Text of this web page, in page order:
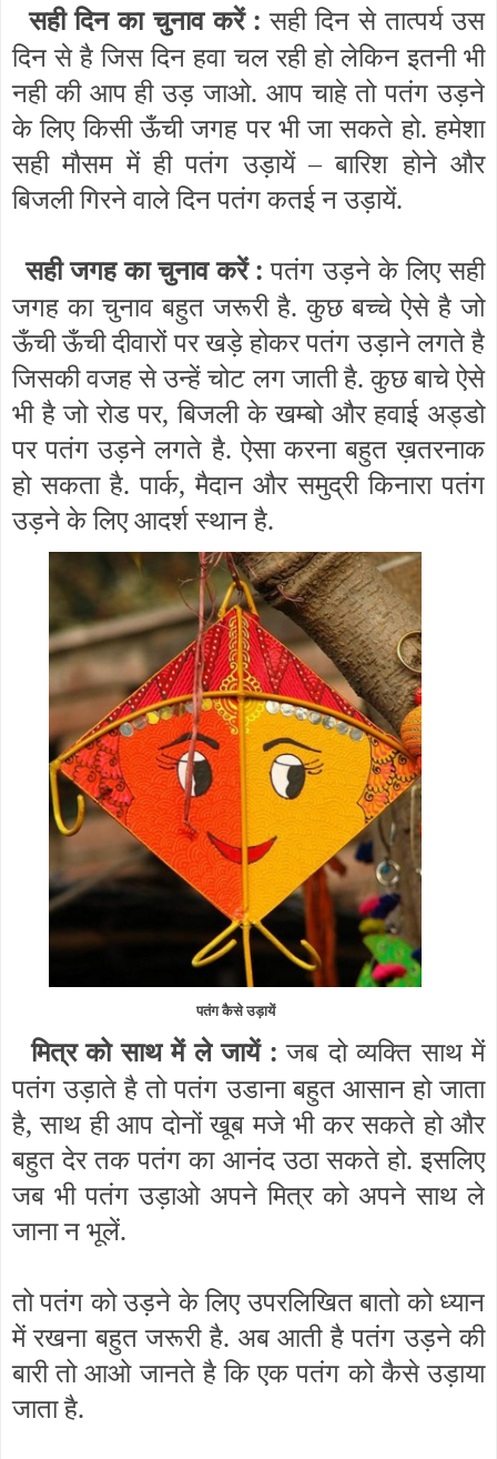
सही दिन का चुनाव करें : सही दिन से तात्पर्य उस
दिन से है जिस दिन हवा चल रही हो लेकिन इतनी भी
नही की आप ही उड़ जाओ. आप चाहे तो पतंग उड़ने
के लिए किसी ऊँची जगह पर भी जा सकते हो. हमेशा
सही मौसम में ही पतंग उड़ायें – बारिश होने और
बिजली गिरने वाले दिन पतंग कतई न उड़ायें.
सही जगह का चुनाव करें : पतंग उड़ने के लिए सही
जगह का चुनाव बहुत जरूरी है. कुछ बच्चे ऐसे है जो
ऊँची ऊँची दीवारों पर खड़े होकर पतंग उड़ाने लगते है
जिसकी वजह से उन्हें चोट लग जाती है. कुछ बाचे ऐसे
भी है जो रोड पर, बिजली के खम्बो और हवाई अड्डो
पर पतंग उड़ने लगते है. ऐसा करना बहुत ख़तरनाक
हो सकता है. पार्क, मैदान और समुद्री किनारा पतंग
उड़ने के लिए आदर्श स्थान है.
पतंग कैसे उड़ायें
मित्र को साथ में ले जायें : जब दो व्यक्ति साथ में
पतंग उड़ाते है तो पतंग उडाना बहुत आसान हो जाता
है, साथ ही आप दोनों खूब मजे भी कर सकते हो और
बहुत देर तक पतंग का आनंद उठा सकते हो. इसलिए
जब भी पतंग उड़ाओ अपने मित्र को अपने साथ ले
जाना न भूलें.
तो पतंग को उड़ने के लिए उपरलिखित बातो को ध्यान
में रखना बहुत जरूरी है. अब आती है पतंग उड़ने की
बारी तो आओ जानते है कि एक पतंग को कैसे उड़ाया
जाता है.